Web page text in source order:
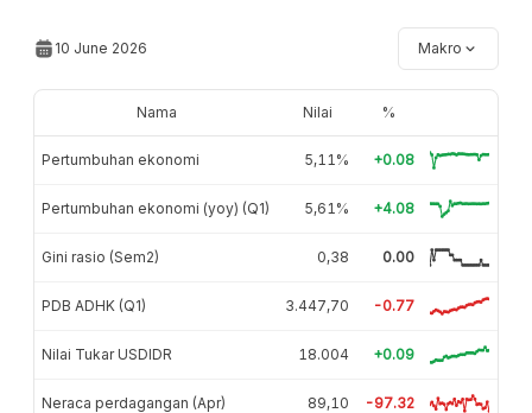
10 June 2026 Makro
Nama Nilai %
Pertumbuhan ekonomi 5,11% +0.08
Pertumbuhan ekonomi (yoy) (Q1) 5,61% +4.08
Gini rasio (Sem2) 0,38 0.00
PDB ADHK (Q1) 3.447,70 -0.77
Nilai Tukar USDIDR 18.004 +0.09
Neraca perdagangan (Apr) 89,10 -97.32